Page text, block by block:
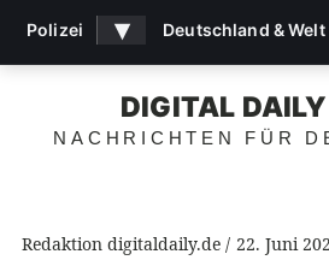
DIGITAL
NACHRICHTEN FÜR
Redaktion digitaldaily.de 22. Juni
Polizei ▾ Deutschland & Welt